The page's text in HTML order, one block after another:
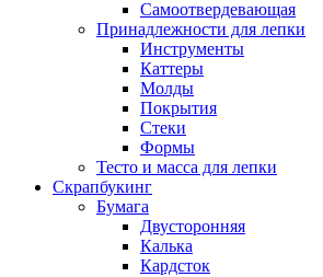
Самоотвердевающая
Принадлежности для лепки
Инструменты
Каттеры
Молды
Покрытия
Стеки
Формы
Тесто и масса для лепки
Скрапбукинг
Бумага
Двусторонняя
Калька
Кардсток